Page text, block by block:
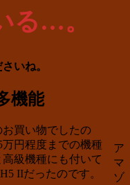
る…。
いね。
機能
ア
マ
ゾ
買い物でしたの
円程度までの機種
級機種にも付いて
IIだったのです。